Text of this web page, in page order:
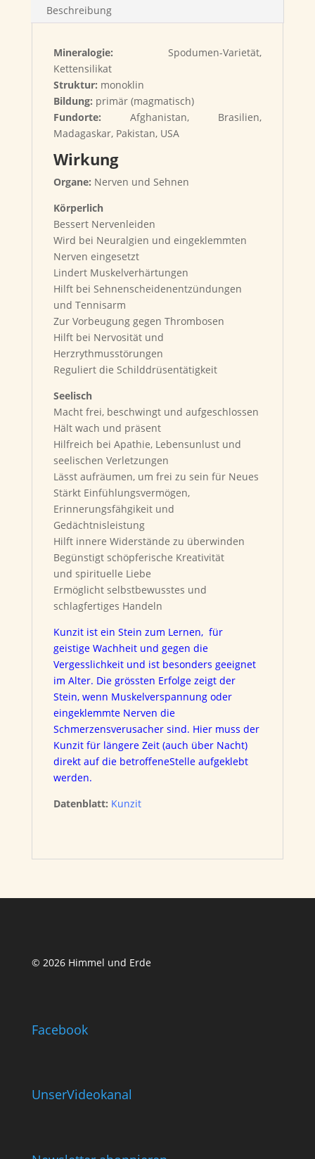
Beschreibung
Mineralogie:Spodumen-Varietät,
Kettensilikat
Struktur: monoklin
Bildung: primär (magmatisch)
Fundorte: Afghanistan, Brasilien,
Madagaskar, Pakistan, USA
Wirkung
Organe: Nerven und Sehnen
Körperlich
Bessert Nervenleiden
Wird bei Neuralgien und eingeklemmten
Nerven eingesetzt
Lindert Muskelverhärtungen
Hilft bei Sehnenscheidenentzündungen
und Tennisarm
Zur Vorbeugung gegen Thrombosen
Hilft bei Nervosität und
Herzrythmusstörungen
Reguliert die Schilddrüsentätigkeit
Seelisch
Macht frei, beschwingt und aufgeschlossen
Hält wach und präsent
Hilfreich bei Apathie, Lebensunlust und
seelischen Verletzungen
Lässt aufräumen, um frei zu sein für Neues
Stärkt Einfühlungsvermögen,
Erinnerungsfähgikeit und
Gedächtnisleistung
Hilft innere Widerstände zu überwinden
Begünstigt schöpferische Kreativität
und spirituelle Liebe
Ermöglicht selbstbewusstes und
schlagfertiges Handeln
Kunzit ist ein Stein zum Lernen, für
geistige Wachheit und gegen die
Vergesslichkeit und ist besonders geeignet
im Alter. Die grössten Erfolge zeigt der
Stein, wenn Muskelverspannung oder
eingeklemmte Nerven die
Schmerzensverusacher sind. Hier muss der
Kunzit für längere Zeit (auch über Nacht)
direkt auf die betroffeneStelle aufgeklebt
werden.
Datenblatt: Kunzit
© 2026 Himmel und Erde
Facebook
UnserVideokanal